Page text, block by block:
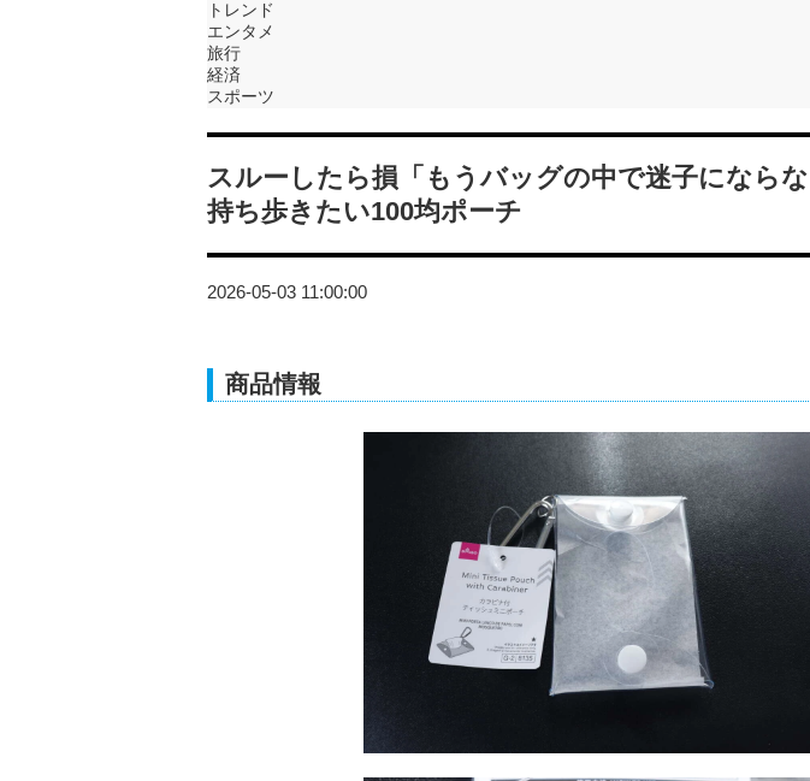
トレンド
エンタメ
旅行
経済
スポーツ
スルーしたら損「もうバッグの中で迷子になら
持ち歩きたい100均ポーチ
2026-05-03 11:00:00
商品情報